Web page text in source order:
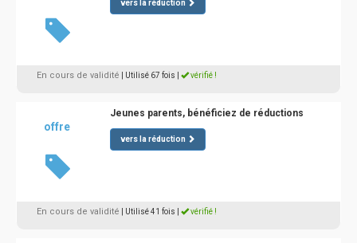
vers la réduction
En cours de validité | Utilisé 67 fois vérifié !
offre
Jeunes parents, bénéficiez de réductions
vers la réduction
En cours de validité | Utilisé 41 fois vérifié !